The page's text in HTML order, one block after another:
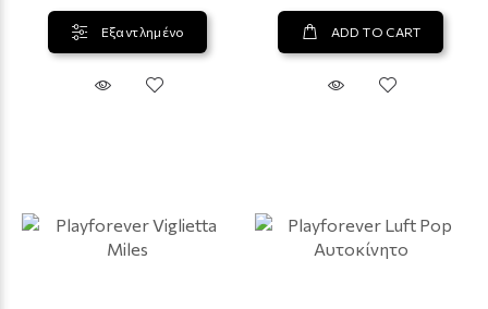
Εξαντλημένο ADD TO CART